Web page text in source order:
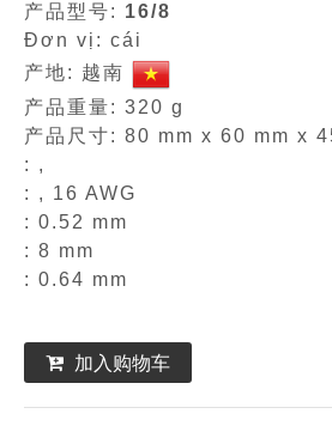
产品型号: 16/8
Đơn vị: cái
产地: 越南
产品重量: 320 g
产品尺寸: 80 mm x 60 mm x
: ,
: , 16 AWG
: 0.52 mm
: 8 mm
: 0.64 mm
加入购物车